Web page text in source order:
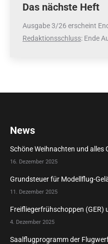
Das nächste Heft
Ausgabe 3/26 erscheint
Redaktionsschluss: Ende
News
Schöne Weihnachten und alles
16. Dezember 2025
Grundsteuer für Modellflug-
11. Dezember 2025
Freifliegerfrühschoppen (GER)
4. Dezember 2025
Saalflugprogramm der